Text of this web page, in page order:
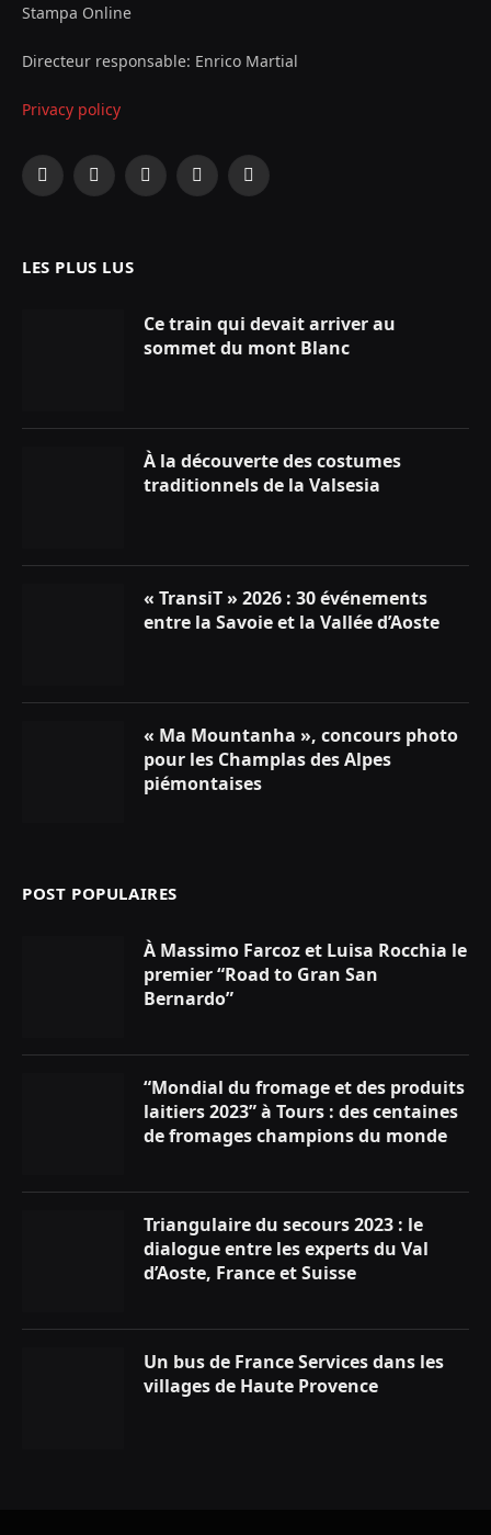
Stampa Online
Directeur responsable: Enrico Martial
Privacy policy
Facebook
X
InstagramYouTubeLinkedIn
LES PLUS LUS
Ce train qui devait arriver au
sommet du mont Blanc
À la découverte des costumes
traditionnels de la Valsesia
« TransiT » 2026 : 30 événements
entre la Savoie et la Vallée d’Aoste
« Ma Mountanha », concours photo
pour les Champlas des Alpes
piémontaises
POST POPULAIRES
À Massimo Farcoz et Luisa Rocchia le
premier “Road to Gran San
Bernardo”
“Mondial du fromage et des produits
laitiers 2023” à Tours : des centaines
de fromages champions du monde
Triangulaire du secours 2023 : le
dialogue entre les experts du Val
d’Aoste, France et Suisse
Un bus de France Services dans les
villages de Haute Provence